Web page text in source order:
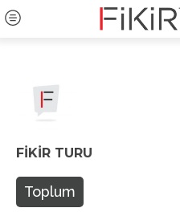
FIKIR TURU
Toplum